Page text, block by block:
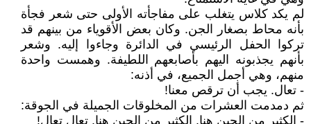
لم يكد كلاس يتغلب على مفاجأته الأولى حتى شعر فجأة
بأنه محاط بصغار الجن. وكان بعض الأقوياء من بينهم قد
تركوا الحفل الرئيسي في الدائرة وجاءوا إليه. وشعر
بأنهم يجذبونه اليهم بأصابعهم اللطيفة. وهمست واحدة
منهم، وهي أجمل الجميع، في أذنه:
- تعال. يجب أن ترقص معنا!
ثم دمدمت العشرات من المخلوقات الجميلة في الجوقة:
- الكثير من الجبن هنا. الكثير من الجبن هنا. تعال تعال!